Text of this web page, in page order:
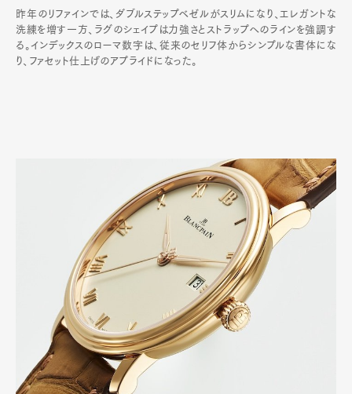
昨年のリファインでは、ダブルステップベゼルがスリムになり、エレガントな
洗練を増す一方、ラグのシェイプは力強さとストラップへのラインを強調す
る。インデックスのローマ数字は、従来のセリフ体からシンプルな書体にな
り、ファセット仕上げのアプライドになった。